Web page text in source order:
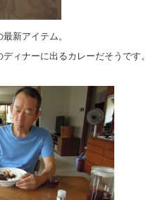
新アイテム。
ィナーに出るカレーだそうです。